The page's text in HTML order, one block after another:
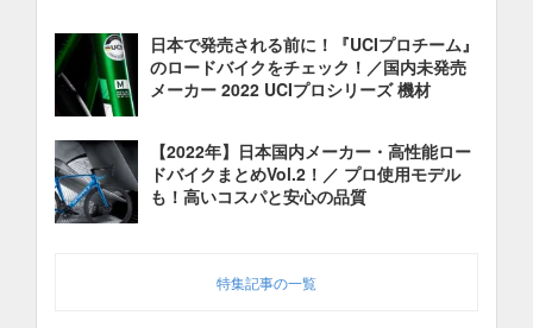
日本で発売される前に！『UCIプロチーム』
のロードバイクをチェック！／国内未発売
メーカー 2022 UCIプロシリーズ 機材
【2022年】日本国内メーカー・高性能ロー
ドバイクまとめVol.2！／ プロ使用モデル
も！高いコスパと安心の品質
特集記事の一覧